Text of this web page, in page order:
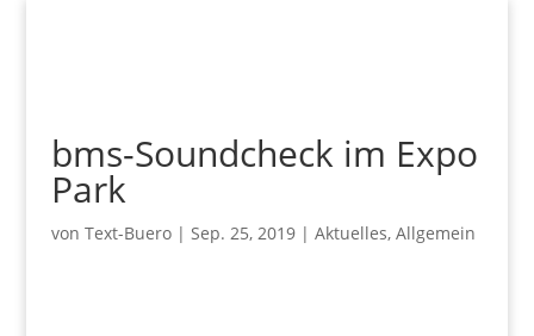
bms-Soundcheck im Expo
Park
von Text-Buero| Sep. 25, 2019| Aktuelles, Allgemein